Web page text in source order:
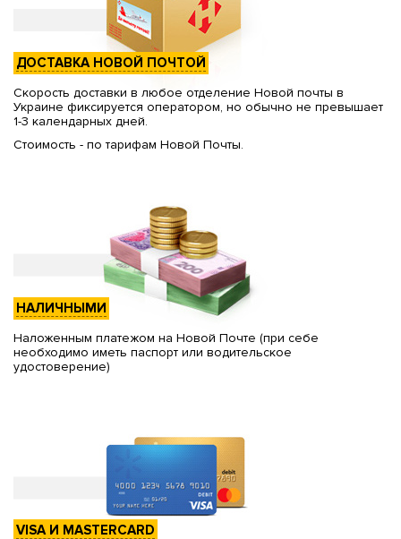
ДОСТАВКА НОВОЙ ПОЧТОЙ
Скорость доставки в любое отделение Новой почты в
Украине фиксируется оператором, но обычно не превышает
1-3 календарных дней.
Стоимость - по тарифам Новой Почты.
НАЛИЧНЫМИ
Наложенным платежом на Новой Почте (при себе
необходимо иметь паспорт или водительское
удостоверение)
VISA И MASTERCARD